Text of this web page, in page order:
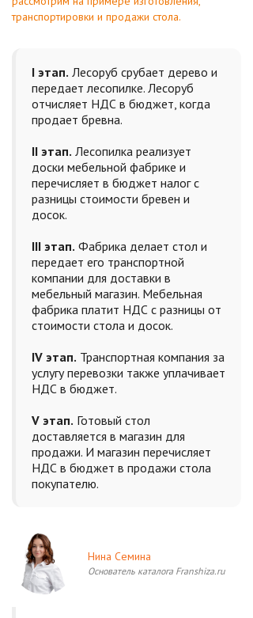
транспортировки и продажи стола.
I этап. Лесоруб срубает дерево и
передает лесопилке. Лесоруб
отчисляет НДС в бюджет, когда
продает бревна.
II этап. Лесопилка реализует
доски мебельной фабрике и
перечисляет в бюджет налог с
разницы стоимости бревен и
досок.
III этап. Фабрика делает стол и
передает его транспортной
компании для доставки в
мебельный магазин. Мебельная
фабрика платит НДС с разницы от
стоимости стола и досок.
IV этап. Транспортная компания за
услугу перевозки также уплачивает
НДС в бюджет.
V этап. Готовый стол
доставляется в магазин для
продажи. И магазин перечисляет
НДС в бюджет в продажи стола
покупателю.
Нина Семина
Основатель каталога Franshiza.ru